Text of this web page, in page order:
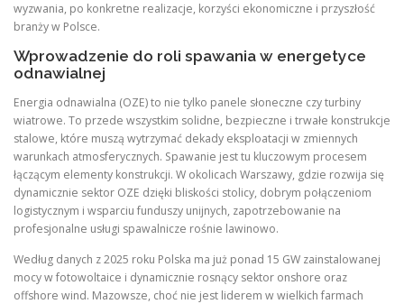
wyzwania, po konkretne realizacje, korzyści ekonomiczne i przyszłość
branży w Polsce.
Wprowadzenie do roli spawania w energetyce
odnawialnej
Energia odnawialna (OZE) to nie tylko panele słoneczne czy turbiny
wiatrowe. To przede wszystkim solidne, bezpieczne i trwałe konstrukcje
stalowe, które muszą wytrzymać dekady eksploatacji w zmiennych
warunkach atmosferycznych. Spawanie jest tu kluczowym procesem
łączącym elementy konstrukcji. W okolicach Warszawy, gdzie rozwija się
dynamicznie sektor OZE dzięki bliskości stolicy, dobrym połączeniom
logistycznym i wsparciu funduszy unijnych, zapotrzebowanie na
profesjonalne usługi spawalnicze rośnie lawinowo.
Według danych z 2025 roku Polska ma już ponad 15 GW zainstalowanej
mocy w fotowoltaice i dynamicznie rosnący sektor onshore oraz
offshore wind. Mazowsze, choć nie jest liderem w wielkich farmach